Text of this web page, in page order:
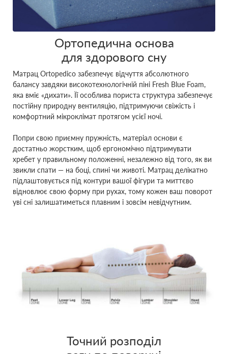
Ортопедична основа
для здорового сну
Матрац Ortopedico забезпечує відчуття абсолютного
балансу завдяки високотехнологічній піні Fresh Blue Foam,
яка вміє «дихати». Її особлива пориста структура забезпечує
постійну природну вентиляцію, підтримуючи свіжість і
комфортний мікроклімат протягом усієї ночі.
Попри свою приємну пружність, матеріал основи є
достатньо жорстким, щоб ергономічно підтримувати
хребет у правильному положенні, незалежно від того, як ви
звикли спати — на боці, спині чи животі. Матрац делікатно
підлаштовується під контури вашої фігури та миттєво
відновлює свою форму при рухах, тому кожен ваш поворот
уві сні залишатиметься плавним і зовсім невідчутним.
Точний розподіл